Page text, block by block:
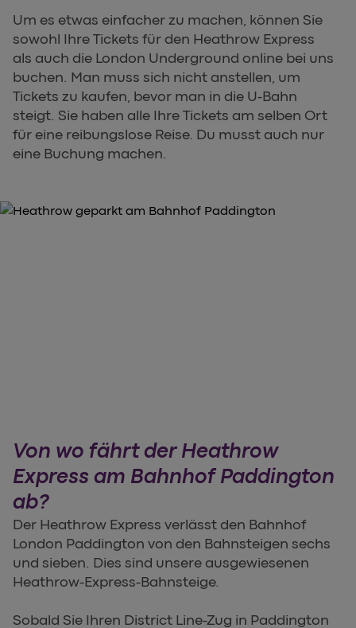
Um es etwas einfacher zu machen, können Sie
sowohl Ihre Tickets für den Heathrow Express
als auch die London Underground online bei uns
buchen. Man muss sich nicht anstellen, um
Tickets zu kaufen, bevor man in die U-Bahn
steigt. Sie haben alle Ihre Tickets am selben Ort
für eine reibungslose Reise. Du musst auch nur
eine Buchung machen.
Von wo fährt der Heathrow
Express am Bahnhof Paddington
ab?
Der Heathrow Express verlässt den Bahnhof
London Paddington von den Bahnsteigen sechs
und sieben. Dies sind unsere ausgewiesenen
Heathrow-Express-Bahnsteige.
Sobald Sie Ihren District Line-Zug in Paddington